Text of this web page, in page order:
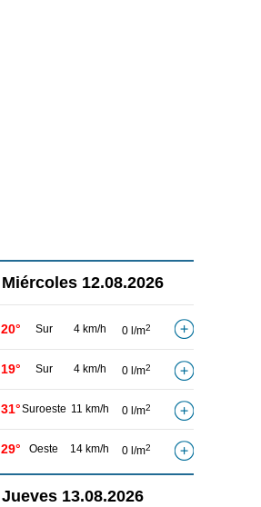
Miércoles 12.08.2026
20° Sur 4 km/h 0 l/m2
19° Sur 4 km/h 0 l/m2
31°Suroeste 11 km/h 0 l/m2
29° Oeste 14 km/h 0 l/m2
Jueves 13.08.2026